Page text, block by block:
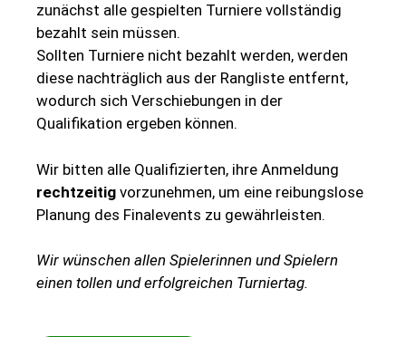
zunächst alle gespielten Turniere vollständig
bezahlt sein müssen.
Sollten Turniere nicht bezahlt werden, werden
diese nachträglich aus der Rangliste entfernt,
wodurch sich Verschiebungen in der
Qualifikation ergeben können.
Wir bitten alle Qualifizierten, ihre Anmeldung
rechtzeitig vorzunehmen, um eine reibungslose
Planung des Finalevents zu gewährleisten.
Wir wünschen allen Spielerinnen und Spielern
einen tollen und erfolgreichen Turniertag.